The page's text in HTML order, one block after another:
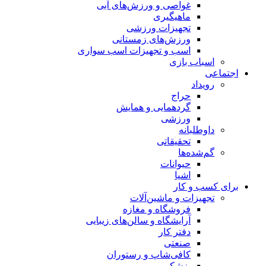
غواصی و ورزش‌های آبی
ماهیگیری
تجهیزات ورزشی
ورزش‌های زمستانی
اسب و تجهیزات اسب سواری
اسباب‌ بازی
اجتماعی
رویداد
حراج
گردهمایی و همایش
ورزشی
داوطلبانه
تحقیقاتی
گم‌شده‌ها
حیوانات
اشیا
برای کسب و کار
تجهیزات و ماشین‌آلات
فروشگاه و مغازه
آرایشگاه و سالن‌های زیبایی
دفتر کار
صنعتی
کافی‌شاپ و رستوران